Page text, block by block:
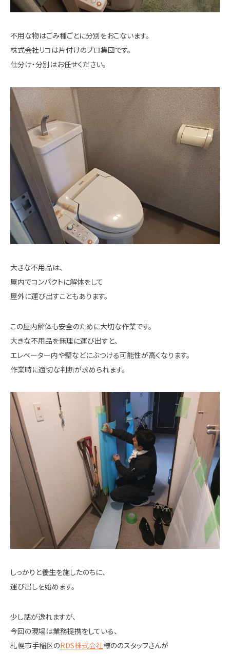
不用な物はごみ種ごとに分別をおこないます。
株式会社リコは片付けのプロ集団です。
仕分け・分別はお任せください。
大きな不用品は、
屋内でコンパクトに解体をして
屋外に運び出すこともあります。
この屋内解体も安全のために大切な作業です。
大きな不用品を無理に運び出すと、
エレベーター内や壁などにぶつける可能性が高くなります。
作業時に適切な判断が求められます。
しっかりと養生を施したのちに、
運び出しを始めます。
少し話が逸れますが、
今回の現場は業務提携をしている、
札幌市手稲区のRDS株式会社様ののスタッフさんが